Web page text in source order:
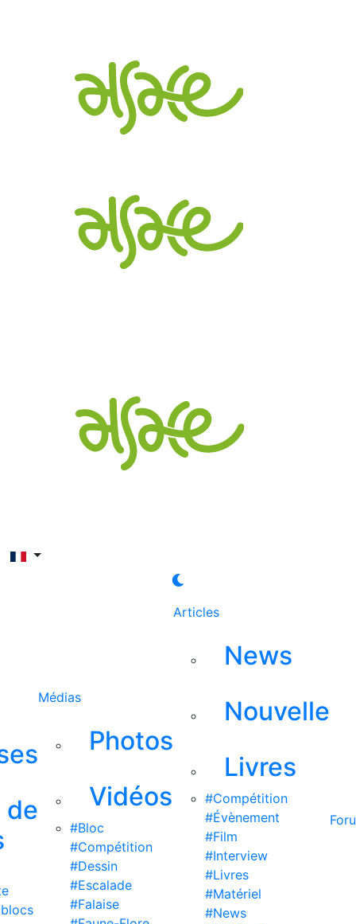
de
Médias
Photos
Vidéos
#Bloc
#Compétition
#Dessin
#Escalade
#Falaise
Articles
News
Nouvelle
Livres
#Compétition
#Évènement
#Film
#Interview
#Livres
#Matériel
#News